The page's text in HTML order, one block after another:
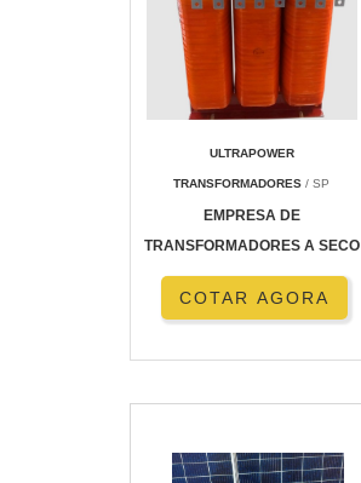
ULTRAPOWER
TRANSFORMADORES / SP
EMPRESA DE
TRANSFORMADORES A SECO
COTAR AGORA